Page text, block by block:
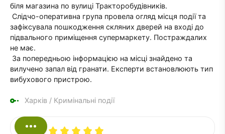
біля магазина по вулиці Тракторобудівників.
Слідчо-оперативна група провела огляд місця події та
зафіксувала пошкодження скляних дверей на вході до
підвального приміщення супермаркету. Постраждалих
не має.
За попередньою інформацією на місці знайдено та
вилучено запал від гранати. Експерти встановлюють тип
вибухового пристрою.
Харків / Кримінальні події